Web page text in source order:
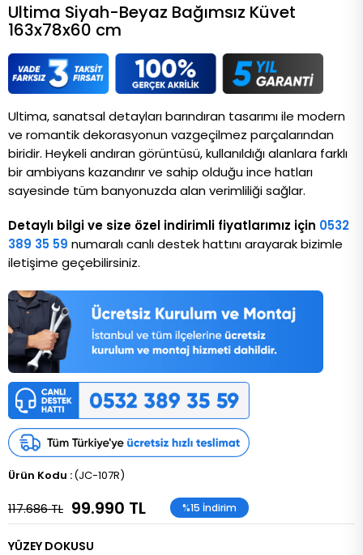
Ultima Siyah-Beyaz Bağımsız Küvet
163x78x60 cm
Ultima, sanatsal detayları barındıran tasarımı ile modern
ve romantik dekorasyonun vazgeçilmez parçalarından
biridir. Heykeli andıran görüntüsü, kullanıldığı alanlara farklı
bir ambiyans kazandırır ve sahip olduğu ince hatları
sayesinde tüm banyonuzda alan verimliliği sağlar.
Detaylı bilgi ve size özel indirimli fiyatlarımız için 0532
389 35 59 numaralı canlı destek hattını arayarak bizimle
iletişime geçebilirsiniz.
(JC-107R)
117.686 TL 99.990 TL %15 İndirim
YÜZEY DOKUSU